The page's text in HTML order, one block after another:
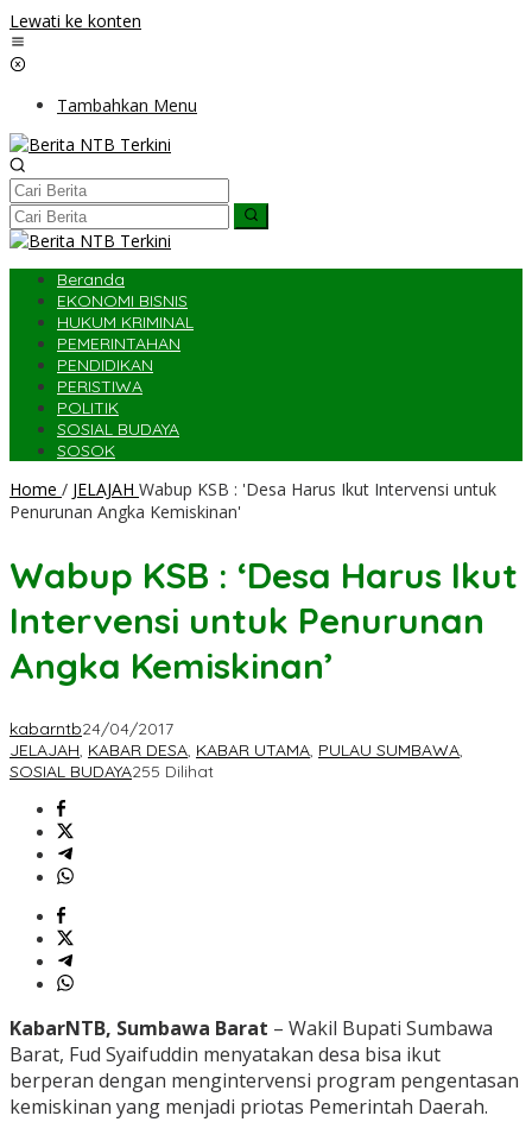
Lewati ke konten
Tambahkan Menu
Beranda
EKONOMI BISNIS
HUKUM KRIMINAL
PEMERINTAHAN
PENDIDIKAN
PERISTIWA
POLITIK
SOSIAL BUDAYA
SOSOK
Home / JELAJAH Wabup KSB : 'Desa Harus Ikut Intervensi untuk
Penurunan Angka Kemiskinan'
Wabup KSB : ‘Desa Harus Ikut
Intervensi untuk Penurunan
Angka Kemiskinan’
kabarntb24/04/2017
JELAJAH, KABAR DESA, KABAR UTAMA, PULAU SUMBAWA,
SOSIAL BUDAYA255 Dilihat
KabarNTB, Sumbawa Barat – Wakil Bupati Sumbawa
Barat, Fud Syaifuddin menyatakan desa bisa ikut
berperan dengan mengintervensi program pengentasan
kemiskinan yang menjadi priotas Pemerintah Daerah.